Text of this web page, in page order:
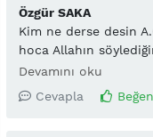
Özgür SAKA
Kim ne derse desin
hoca Allahın
eyvAllahı
olduğu dönemde
yapamaz iken o
Devamını oku
Cevapla